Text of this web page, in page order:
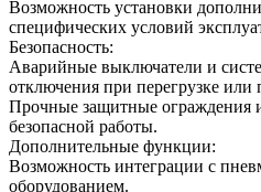
Возможность установки
специфических условий
Безопасность:
Аварийные выключатели и
отключения при перегрузке или
Прочные защитные ограждения
безопасной работы.
Дополнительные функции:
Возможность интеграции с
оборудованием.